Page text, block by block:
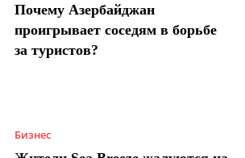
Почему Азербайджан
проигрывает соседям в борьбе
за туристов?
Бизнес